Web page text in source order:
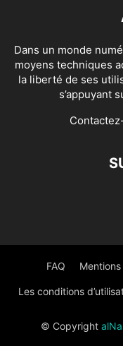
Dans un monde
moyens techniques
la liberté de ses
s’appuyant
FAQ
Les conditions
© Copyright